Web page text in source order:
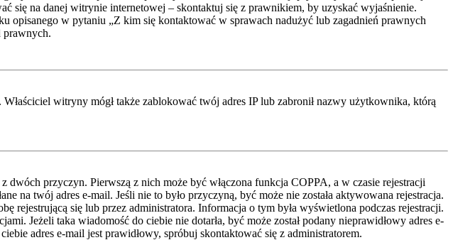
się na danej witrynie internetowej – skontaktuj się z prawnikiem, by uzyskać wyjaśnienie.
w pytaniu „Z kim się kontaktować w sprawach nadużyć lub zagadnień prawnych
prawnych.
witryny mógł także zablokować twój adres IP lub zabronił nazwy użytkownika, którą
dwóch przyczyn. Pierwszą z nich może być włączona funkcja COPPA, a w czasie rejestracji
na twój adres e-mail. Jeśli nie to było przyczyną, być może nie została aktywowana rejestracja.
się lub przez administratora. Informacja o tym była wyświetlona podczas rejestracji.
Jeżeli taka wiadomość do ciebie nie dotarła, być może został podany nieprawidłowy adres e-
adres e-mail jest prawidłowy, spróbuj skontaktować się z administratorem.